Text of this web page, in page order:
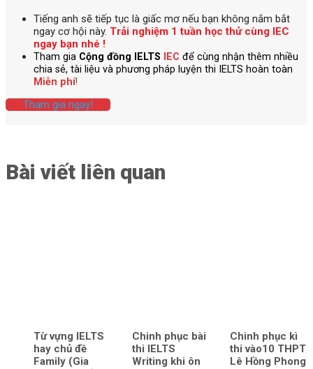
Tiếng anh sẽ tiếp tục là giấc mơ nếu bạn không nắm bắt
ngay cơ hội này. Trải nghiệm 1 tuần học thử cùng IEC
ngay bạn nhé !
Tham gia Cộng đồng IELTS IEC để cùng nhận thêm nhiều
chia sẻ, tài liệu và phương pháp luyện thi IELTS hoàn toàn
Miễn phí!
Tham gia ngay!
Bài viết liên quan
Từ vựng IELTS
hay chủ đề
Family (Gia
Chinh phục bài
thi IELTS
Writing khi ôn
Chinh phục kì
thi vào10 THPT
Lê Hồng Phong